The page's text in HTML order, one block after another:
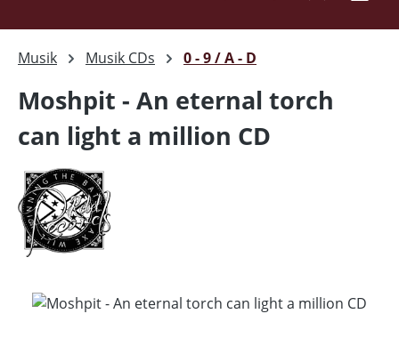
Musik Musik CDs 0 - 9 / A - D
Moshpit - An eternal torch
can light a million CD
Bildergalerie überspringen